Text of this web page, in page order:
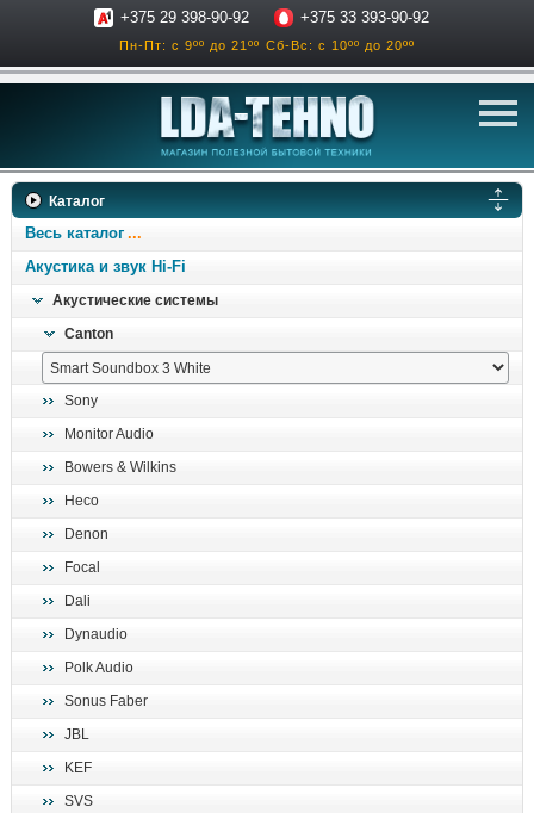
+375 29 398-90-92 +375 33 393-90-92
Пн-Пт: с 9ºº до 21ºº Сб-Вс: с 10ºº до 20ºº
телевизоры
ресиверы, усилители
климатехника
Каталог
Весь каталог
Акустика и звук Hi-Fi
Акустические системы
Canton
Sony
Monitor Audio
Bowers & Wilkins
Heco
Denon
Focal
Dali
Dynaudio
Polk Audio
Sonus Faber
JBL
KEF
SVS